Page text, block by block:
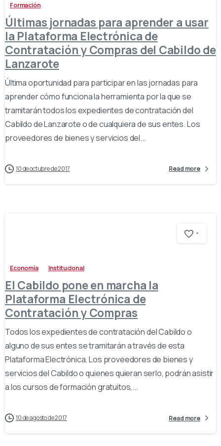
Formación
Últimas jornadas para aprender a usar
la Plataforma Electrónica de
Contratación y Compras del Cabildo de
Lanzarote
Última oportunidad para participar en las jornadas para
aprender cómo funciona la herramienta por la que se
tramitarán todos los expedientes de contratación del
Cabildo de Lanzarote o de cualquiera de sus entes. Los
proveedores de bienes y servicios del...
10 de octubre de 2017 Read more
-
Economía Institucional
El Cabildo pone en marcha la
Plataforma Electrónica de
Contratación y Compras
Todos los expedientes de contratación del Cabildo o
alguno de sus entes se tramitarán a través de esta
Plataforma Electrónica. Los proveedores de bienes y
servicios del Cabildo o quienes quieran serlo, podrán asistir
a los cursos de formación gratuitos,...
10 de agosto de 2017 Read more